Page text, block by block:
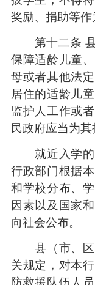
奖励、捐助等作
第十二条 县
保障适龄儿童
母或者其他法
居住的适龄儿
监护人工作或
民政府应当为其
就近入学的
行政部门根据
和学校分布、
因素以及国家
向社会公布。
县（市、区
关规定，对本
防救援队伍人